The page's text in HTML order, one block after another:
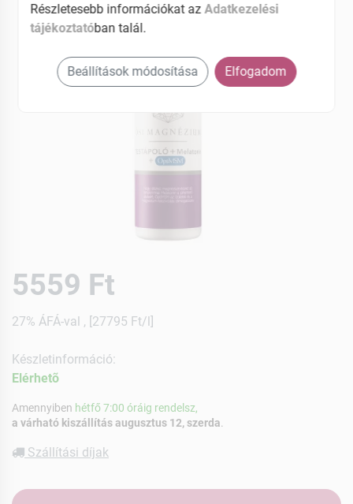
5559 Ft
27% ÁFÁ-val , [27795 Ft/l]
Készletinformáció:
Elérhetõ
Amennyiben hétfő 7:00 óráig rendelsz,
a várható kiszállítás augusztus 12, szerda
Szállítási díjak
Részletesebb információkat azAdatkezelési
tájékoztatóban talál.
Beállítások módosítása Elfogadom